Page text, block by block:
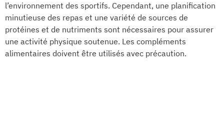
l’environnement des sportifs. Cependant, une planification
minutieuse des repas et une variété de sources de
protéines et de nutriments sont nécessaires pour assurer
une activité physique soutenue. Les compléments
alimentaires doivent être utilisés avec précaution.